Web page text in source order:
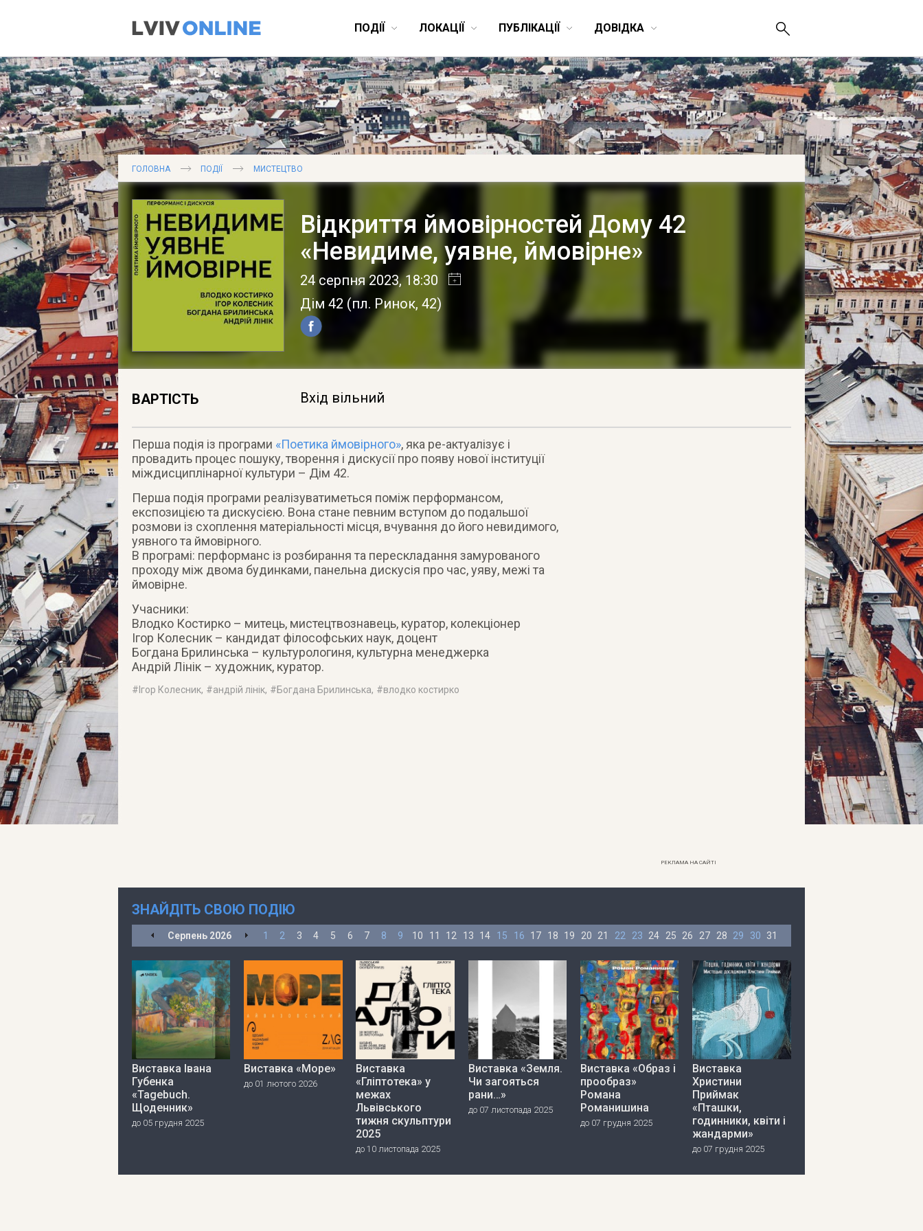
ПОДІЇ ЛОКАЦІЇ ПУБЛІКАЦІЇ ДОВІДКА
ГОЛОВНА ПОДІЇ МИСТЕЦТВО
Відкриття ймовірностей Дому 42
«Невидиме, уявне, ймовірне»
24 серпня 2023, 18:30
Дім 42 (пл. Ринок, 42)
ВАРТІСТЬ Вхід вільний
Перша подія із програми «Поетика ймовірного», яка ре-актуалізує і
провадить процес пошуку, творення і дискусії про появу нової інституції
міждисциплінарної культури – Дім 42.
Перша подія програми реалізуватиметься поміж перформансом,
експозицією та дискусією. Вона стане певним вступом до подальшої
розмови із схоплення матеріальності місця, вчування до його невидимого,
уявного та ймовірного.
В програмі: перформанс із розбирання та перескладання замурованого
проходу між двома будинками, панельна дискусія про час, уяву, межі та
ймовірне.
Учасники:
Влодко Костирко – митець, мистецтвознавець, куратор, колекціонер
Ігор Колесник – кандидат філософських наук, доцент
Богдана Брилинська – культурологиня, культурна менеджерка
Андрій Лінік – художник, куратор.
# Ігор Колесник, #андрій лінік, #Богдана Брилинська, #влодко костирко
РЕКЛАМА НА САЙТІ
ЗНАЙДІТЬ СВОЮ ПОДІЮ
Серпень 2026 1 2 3 4 5 6 7 8 9 10 11 12 13 14 15 16 17 18 19 20 21 22 23 24 25 26 27 28 29 30 31
Виставка Івана
Губенка
«Tagebuch.
Щоденник»
до 05 грудня 2025
Виставка «Море»
до 01 лютого 2026
Виставка
«Гліптотека» у
межах
Львівського
тижня скульптури
2025
до 10 листопада 2025
Виставка «Земля.
Чи загояться
рани…»
до 07 листопада 2025
Виставка «Образ і
прообраз»
Романа
Романишина
до 07 грудня 2025
Виставка
Христини
Приймак
«Пташки,
годинники, квіти і
жандарми»
до 07 грудня 2025